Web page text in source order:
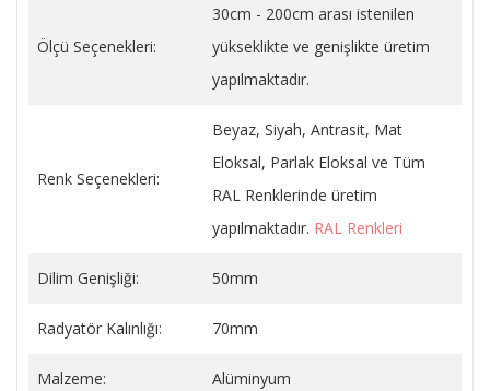
Ölçü Seçenekleri:
30cm - 200cm arası istenilen
yükseklikte ve genişlikte üretim
yapılmaktadır.
Renk Seçenekleri:
Beyaz, Siyah, Antrasit, Mat
Eloksal, Parlak Eloksal ve Tüm
RAL Renklerinde üretim
yapılmaktadır. RAL Renkleri
Dilim Genişliği: 50mm
Radyatör Kalınlığı: 70mm
Malzeme: Alüminyum